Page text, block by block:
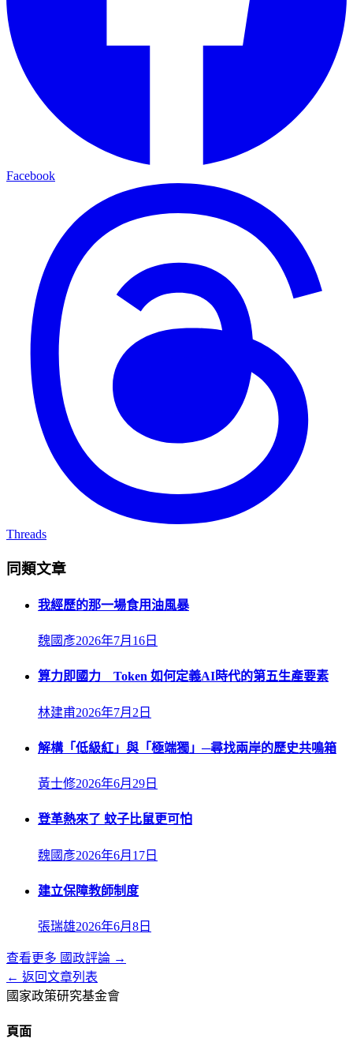
Facebook
Threads
同類文章
我經歷的那一場食用油風暴
魏國彥2026年7月16日
算力即國力 Token 如何定義AI時代的第五生產要素
林建甫2026年7月2日
解構「低級紅」與「極端獨」─尋找兩岸的歷史共鳴箱
黃士修2026年6月29日
登革熱來了 蚊子比鼠更可怕
魏國彥2026年6月17日
建立保障教師制度
張瑞雄2026年6月8日
查看更多 國政評論 →
← 返回文章列表
國家政策研究基金會
頁面